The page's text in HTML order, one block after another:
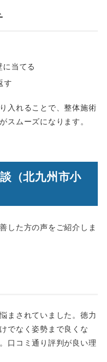
当てる
す
入れることで、整体施術
スムーズになります。
（北九州市小
した方の声をご紹介しま
まされていました。徳力
でなく姿勢まで良くな
口コミ通り評判が良い理